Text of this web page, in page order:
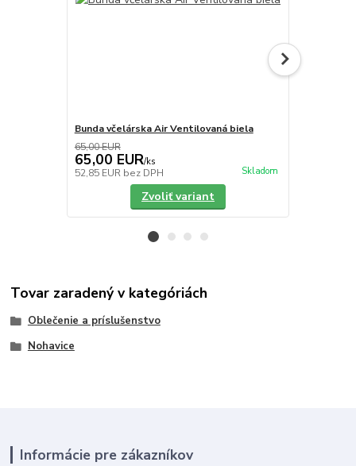
Bunda včelárska Air Ventilovaná biela
65,00 EUR
65,00 EUR/ks
52,85 EUR bez DPH Skladom
Zvoliť variant
Tovar zaradený v kategóriách
Oblečenie a príslušenstvo
Nohavice
Informácie pre zákazníkov